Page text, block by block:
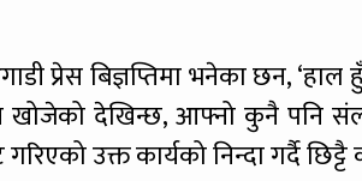
प्रेस बिज्ञप्तिमा भनेका छन,
देखिन्छ, आफ्नो कुनै पनि
उक्त कार्यको निन्दा गर्दै